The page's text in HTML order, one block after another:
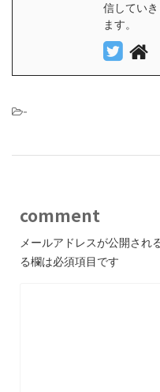
信してい
ます。
-
comment
メールアドレスが公開され
る欄は必須項目です